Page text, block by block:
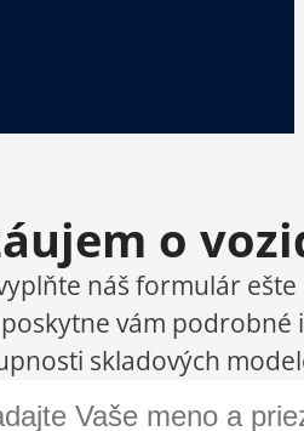
o
náš formulár
vám
skladových